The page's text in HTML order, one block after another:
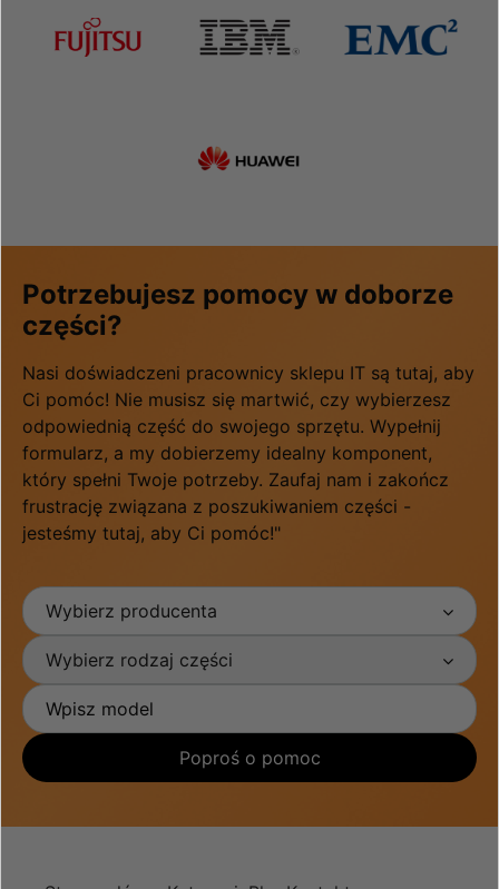
Potrzebujesz pomocy w doborze
części?
Nasi doświadczeni pracownicy sklepu IT są tutaj, aby
Ci pomóc! Nie musisz się martwić, czy wybierzesz
odpowiednią część do swojego sprzętu. Wypełnij
formularz, a my dobierzemy idealny komponent,
który spełni Twoje potrzeby. Zaufaj nam i zakończ
frustrację związana z poszukiwaniem części -
jesteśmy tutaj, aby Ci pomóc!"
Wybierz producenta
Wybierz rodzaj części
Poproś o pomoc